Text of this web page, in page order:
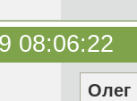
08:06:22
Олег